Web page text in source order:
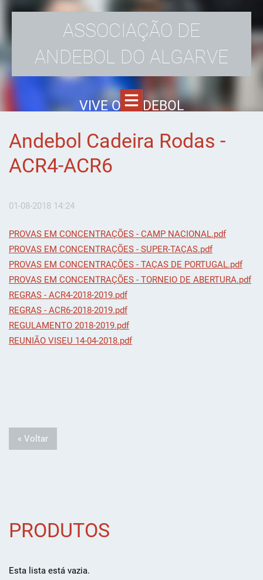
ASSOCIAÇÃO DE
ANDEBOL DO ALGARVE
VIVE O ANDEBOL
Andebol Cadeira Rodas -
ACR4-ACR6
01-08-2018 14:24
PROVAS EM CONCENTRAÇÕES - CAMP NACIONAL.pdf
PROVAS EM CONCENTRAÇÕES - SUPER-TAÇAS.pdf
PROVAS EM CONCENTRAÇÕES - TAÇAS DE PORTUGAL.pdf
PROVAS EM CONCENTRAÇÕES - TORNEIO DE ABERTURA.pdf
REGRAS - ACR4-2018-2019.pdf
REGRAS - ACR6-2018-2019.pdf
REGULAMENTO 2018-2019.pdf
REUNIÃO VISEU 14-04-2018.pdf
« Voltar
PRODUTOS
Esta lista está vazia.